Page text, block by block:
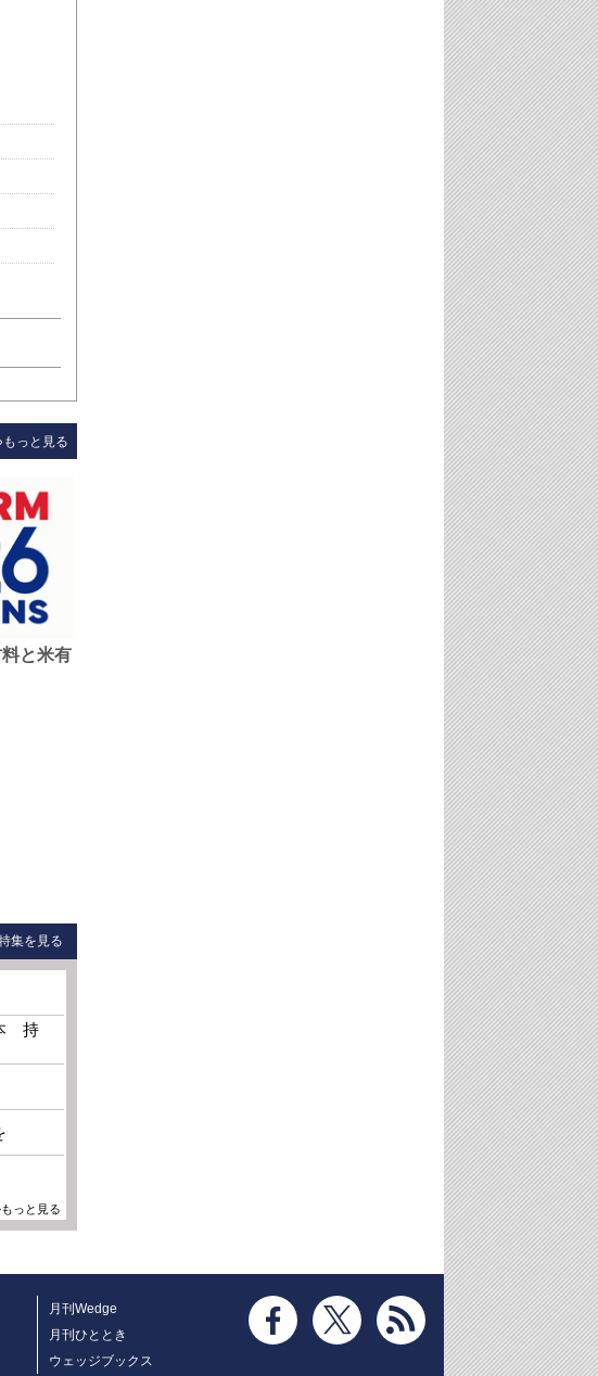
もっと見る
と米有
集を見る
持
っと見る
月刊Wedge
月刊ひととき
ウェッジブックス